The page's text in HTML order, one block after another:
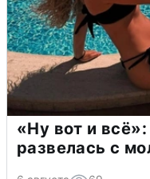
«Ну вот и
развелась с